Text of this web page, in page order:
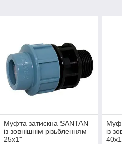
Муфта затискна SANTAN
із зовнішнім різьбленням
25х1"
із